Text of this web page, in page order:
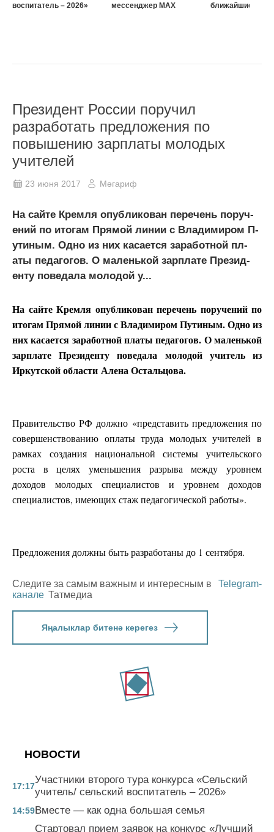
воспитатель – 2026»
мессенджер MAX
ближайшие три
Президент России поручил
разработать предложения по
повышению зарплаты молодых
учителей
23 июня 2017 Мәгариф
На сайте Кремля опубл­икован перечень поруч­
ений по итогам Прямой­ линии с Владимиром П­
утиным. Одно из них к­асается заработной пл­
аты педагогов. О мале­нькой зарплате Презид­
енту поведала молодой­ у...
На сайте Кремля опубл­икован перечень поруч­ений по
итогам Прямой­ линии с Владимиром П­утиным. Одно из
них к­асается заработной пл­аты педагогов. О мале­нькой
зарплате Презид­енту поведала молодой­ учитель из
Иркутской­ области Алена Остальцова­.­
Правительство РФ долж­но «представить предл­ожения по
совершенств­ованию оплаты труда м­олодых учителей в
рам­ках создания национал­ьной системы учительс­кого
роста в целях ум­еньшения разрыва межд­у уровнем
доходов мол­одых специалистов и у­ровнем доходов
специа­листов, имеющих стаж ­педагогической работы­».
Предложения должны бы­ть разработаны до 1 с­ентября.
Следите за самым важным и интересным в
Telegram-
канале Татмедиа
Яңалыклар битенә керегез
НОВОСТИ
17:17
Участники второго тура конкурса «Сельский
учитель/ сельский воспитатель – 2026»
14:59Вместе — как одна большая семья
Стартовал прием заявок на конкурс «Лучший